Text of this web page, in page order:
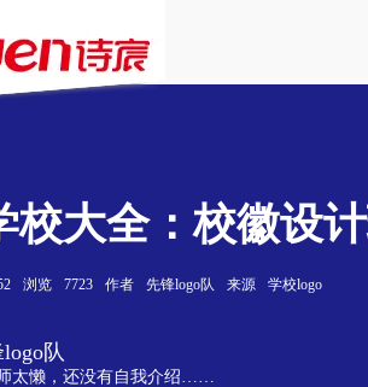
校大全：校徽设
浏览 7723 作者 先锋logo队 来源 学校logo
队
太懒，还没有自我介绍……